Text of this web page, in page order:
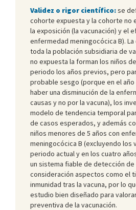
Validez o rigor científico:se
cohorte expuesta y la cohorte no
la exposición (la vacunación) y el
enfermedad meningocócica B).
toda la población subsidiaria de
no expuesta la forman los niños
periodo los años previos, pero
probable sesgo (porque en el
haber una disminución de la
causas y no por la vacuna), los
modelo de tendencia temporal
de casos esperados, y además
niños menores de 5 años con
meningocócica B (excluyendo los
periodo actual y en los cuatro
un sistema fiable de detección de
consideración aspectos como el
inmunidad tras la vacuna, por lo
estudio bien diseñado para
preventiva de la vacunación.